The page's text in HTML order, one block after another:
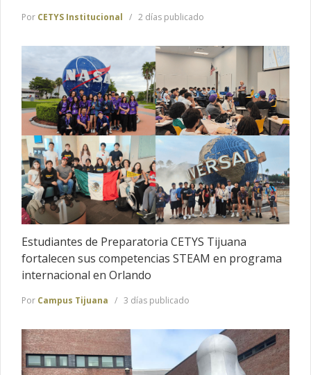
Por CETYS Institucional 2 días publicado
Estudiantes de Preparatoria CETYS Tijuana
fortalecen sus competencias STEAM en programa
internacional en Orlando
Por Campus Tijuana 3 días publicado